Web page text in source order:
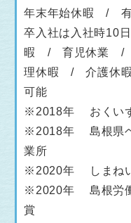
年末年始休暇 / 有
卒入社は入社時10
暇 / 育児休業 /
理休暇 / 介護休
可能
※2018年 おくいず
※2018年 島根県ヘ
業所
※2020年 しまね
※2020年 島根労
賞